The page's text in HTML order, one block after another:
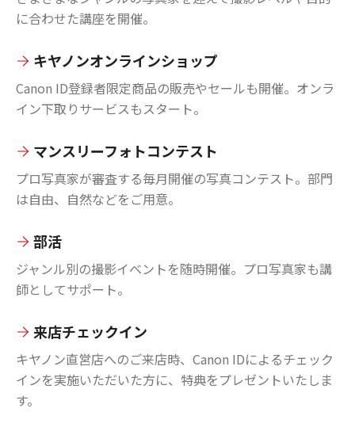
に合わせた講座を開催。
キヤノンオンラインショップ
Canon ID登録者限定商品の販売やセールも開催。オンラ
イン下取りサービスもスタート。
マンスリーフォトコンテスト
プロ写真家が審査する毎月開催の写真コンテスト。部門
は自由、自然などをご用意。
部活
ジャンル別の撮影イベントを随時開催。プロ写真家も講
師としてサポート。
来店チェックイン
キヤノン直営店へのご来店時、Canon IDによるチェック
インを実施いただいた方に、特典をプレゼントいたしま
す。